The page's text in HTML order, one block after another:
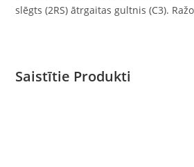
slēgts (2RS) ātrgaitas gultnis (C3).
Saistītie Produkti